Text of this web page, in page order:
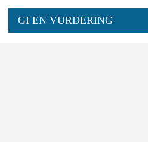
GI EN VURDERING